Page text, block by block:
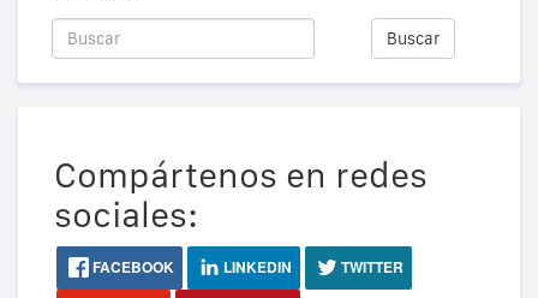
Buscar
Compártenos en redes
sociales:
FACEBOOK LINKEDIN
TWITTER